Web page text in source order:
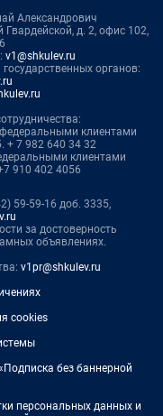
Александрович
Гвардейской, д. 2, офис 102,
v1@shkulev.ru
органов:
клиентами
+ 7 982 640 34 32
клиентами
910 402 4056
59-59-16 доб. 3335,
за достоверность
объявлениях.
v1pr@shkulev.ru
cookies
без баннерной
персональных данных и